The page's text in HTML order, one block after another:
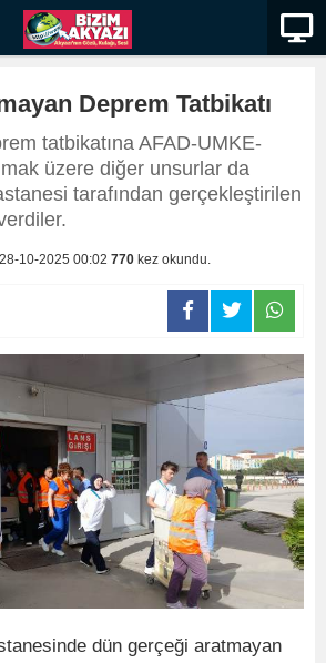
Deprem Tatbikatı
tatbikatına AFAD-UMKE-
üzere diğer unsurlar da
tarafından gerçekleştirilen
10-2025 00:02 770 kez okundu.
dün gerçeği aratmayan